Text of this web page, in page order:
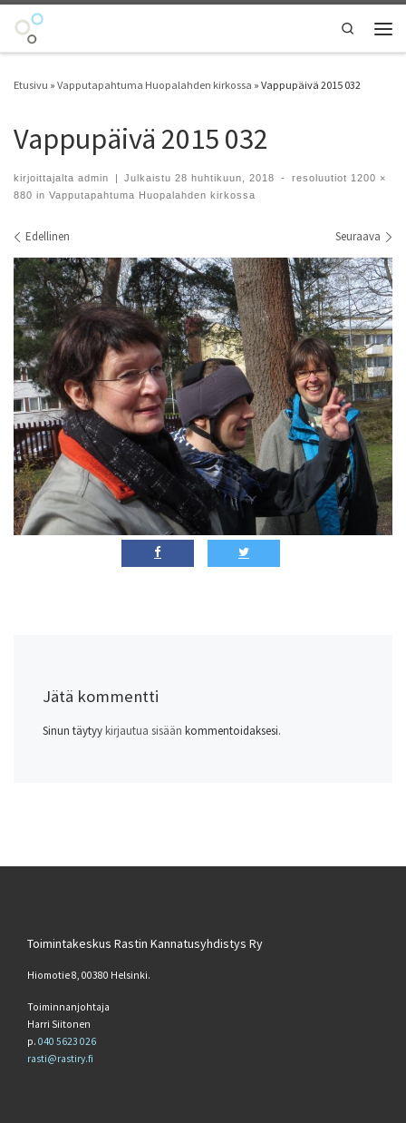
Skip to content
Search
Etusivu » Vapputapahtuma Huopalahden kirkossa » Vappupäivä 2015 032
Vappupäivä 2015 032
kirjoittajalta admin | Julkaistu28 huhtikuun, 2018 - resoluutiot 1200 ×
880 in Vapputapahtuma Huopalahden kirkossa
Kuvien navigointi
Edellinen Seuraava
Jätä kommentti
Sinun täytyy kirjautua sisään kommentoidaksesi.
Toimintakeskus Rastin Kannatusyhdistys Ry
Hiomotie 8, 00380 Helsinki.
Toiminnanjohtaja
Harri Siitonen
p. 040 5623 026
rasti@rastiry.fi